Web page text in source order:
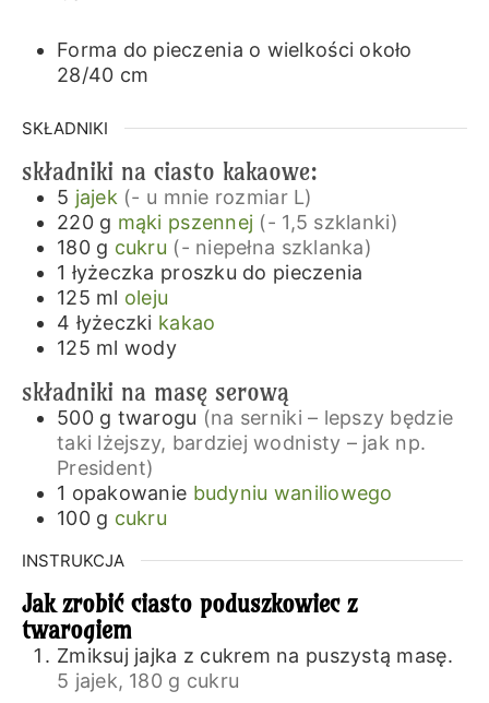
Forma do pieczenia o wielkości około
28/40 cm
SKŁADNIKI
składniki na ciasto kakaowe:
5 jajek (- u mnie rozmiar L)
220 g mąki pszennej (- 1,5 szklanki)
180 g cukru (- niepełna szklanka)
1 łyżeczka proszku do pieczenia
125 ml oleju
4 łyżeczki kakao
125 ml wody
składniki na masę serową
500 g twarogu (na serniki – lepszy będzie
taki lżejszy, bardziej wodnisty – jak np.
President)
1 opakowanie budyniu waniliowego
100 g cukru
INSTRUKCJA
Jak zrobić ciasto poduszkowiec z
twarogiem
Zmiksuj jajka z cukrem na puszystą masę.
5 jajek, 180 g cukru